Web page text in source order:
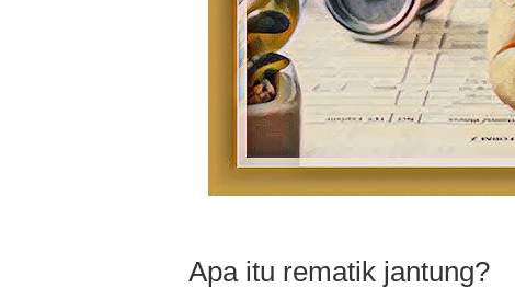
Apa itu rematik jantung?